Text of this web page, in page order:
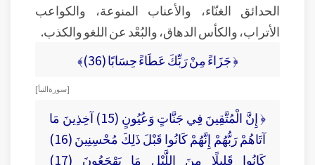
الحدائق الغنّاء، والأعناب المنوعة، والكواعب
الأتراب، والكأس الدهاق، والبُعْد عن اللغو والكذب.
﴿ جَزَاءً مِنْ رَبِّكَ عَطَاءً حِسَابًا (36)﴾
[ سورة النبأ ]
﴿ إِنَّ الْمُتَّقِينَ فِي جَنَّاتٍ وَعُيُونٍ (15) آخِذِينَ مَا
آتَاهُمْ رَبُّهُمْ إِنَّهُمْ كَانُوا قَبْلَ ذَلِكَ مُحْسِنِينَ (16)
كَانُوا قَلِيلًا مِنَ اللَّيْلِ مَا يَهْجَعُونَ (17)